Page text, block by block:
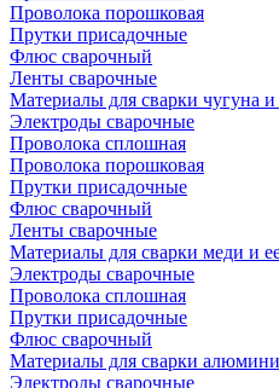
Проволока порошковая
Прутки присадочные
Флюс сварочный
Ленты сварочные
Материалы для сварки чугуна
Электроды сварочные
Проволока сплошная
Проволока порошковая
Прутки присадочные
Флюс сварочный
Ленты сварочные
Материалы для сварки меди и
Электроды сварочные
Проволока сплошная
Прутки присадочные
Флюс сварочный
Материалы для сварки
Электроды сварочные